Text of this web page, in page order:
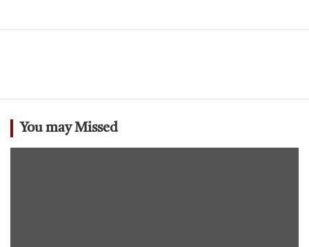
You may Missed